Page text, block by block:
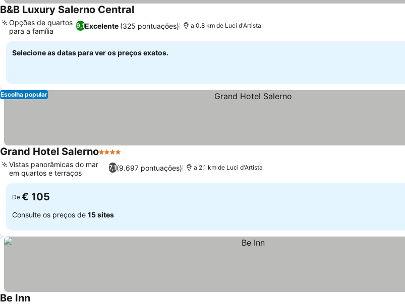
B&B Luxury Salerno Central
9,1Excelente (325 pontuações)
Opções de quartos
para a família
a 0.8 km de Luci d'Artista
Selecione as datas para ver os preços exatos.
Escolha popular
Grand Hotel Salerno4 Estrelas
7,1(9.697 pontuações)
Vistas panorâmicas do mar
em quartos e terraços
a 2.1 km de Luci d'Artista
De € 105
Consulte os preços de 15 sites
Be Inn